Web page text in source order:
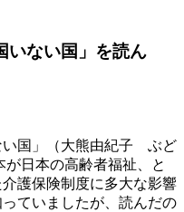
いない国」を読ん
い国」（大熊由紀子 ぶど
が日本の高齢者福祉、と
護保険制度に多大な影響
ていましたが、読んだの